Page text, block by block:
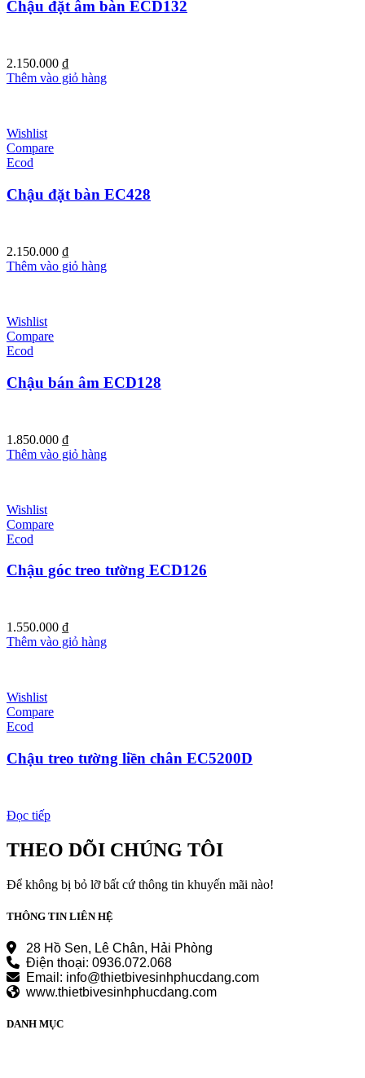
Chậu đặt âm bàn ECD132
2.150.000 ₫
Thêm vào giỏ hàng
Wishlist
Compare
Ecod
Chậu đặt bàn EC428
2.150.000 ₫
Thêm vào giỏ hàng
Wishlist
Compare
Ecod
Chậu bán âm ECD128
1.850.000 ₫
Thêm vào giỏ hàng
Wishlist
Compare
Ecod
Chậu góc treo tường ECD126
1.550.000 ₫
Thêm vào giỏ hàng
Wishlist
Compare
Ecod
Chậu treo tường liền chân EC5200D
Đọc tiếp
THEO DÕI CHÚNG TÔI
Để không bị bỏ lỡ bất cứ thông tin khuyến mãi nào!
THÔNG TIN LIÊN HỆ
28 Hồ Sen, Lê Chân, Hải Phòng
Điện thoại: 0936.072.068
Email: info@thietbivesinhphucdang.com
www.thietbivesinhphucdang.com
DANH MỤC